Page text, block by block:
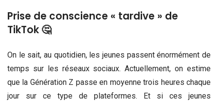
Prise de conscience « tardive » de
TikTok 🤔
On le sait, au quotidien, les jeunes passent énormément de
temps sur les réseaux sociaux. Actuellement, on estime
que la Génération Z passe en moyenne trois heures chaque
jour sur ce type de plateformes. Et si ces jeunes